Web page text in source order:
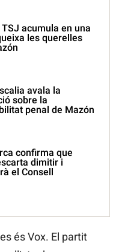
TSJ acumula en una
les querelles
avala la
sobre la
penal de Mazón
confirma que
dimitir i
el Consell
és Vox. El partit